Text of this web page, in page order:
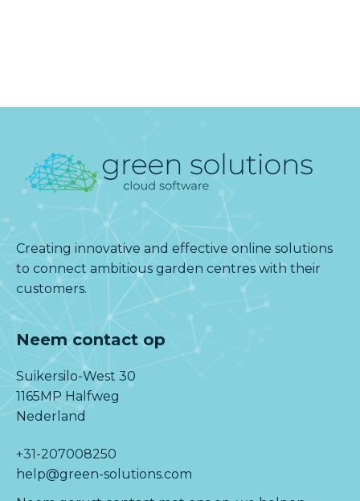
Creating innovative and effective online solutions
to connect ambitious garden centres with their
customers.
Neem contact op
Suikersilo-West 30
1165MP Halfweg
Nederland
+31-207008250
help@green-solutions.com